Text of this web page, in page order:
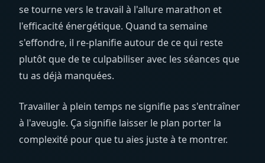
se tourne vers le travail à l'allure marathon et
l'efficacité énergétique. Quand ta semaine
s'effondre, il re-planifie autour de ce qui reste
plutôt que de te culpabiliser avec les séances que
tu as déjà manquées.
Travailler à plein temps ne signifie pas s'entraîner
à l'aveugle. Ça signifie laisser le plan porter la
complexité pour que tu aies juste à te montrer.